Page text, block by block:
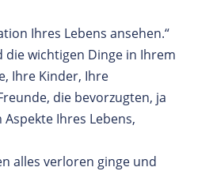
Ihres Lebens ansehen.“
die wichtigen Dinge in Ihrem
Ihre Kinder, Ihre
die bevorzugten, ja
Ihres Lebens,
alles verloren ginge und